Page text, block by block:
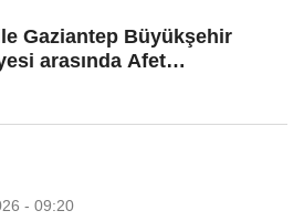
Gaziantep Büyükşehir
arasında Afet
- 09:20